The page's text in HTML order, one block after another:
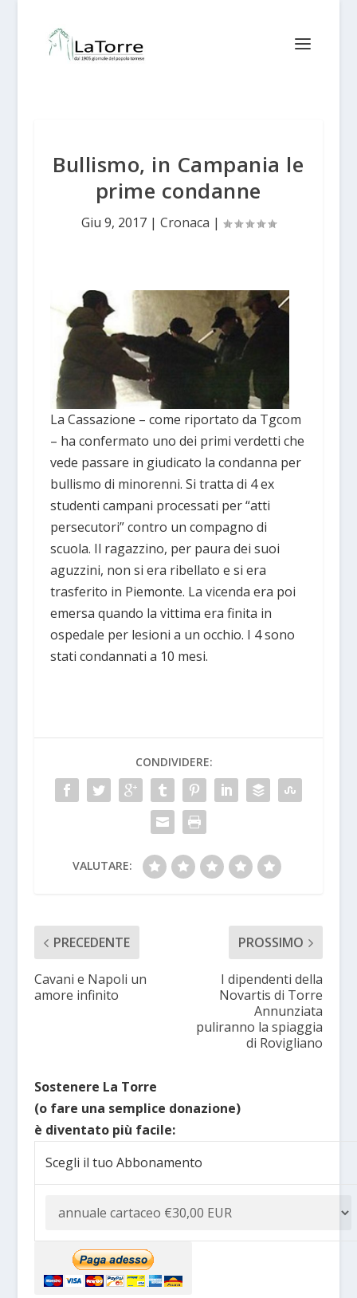
Bullismo, in Campania le
prime condanne
Giu 9, 2017| Cronaca |
La Cassazione – come riportato da Tgcom
– ha confermato uno dei primi verdetti che
vede passare in giudicato la condanna per
bullismo di minorenni. Si tratta di 4 ex
studenti campani processati per “atti
persecutori” contro un compagno di
scuola. Il ragazzino, per paura dei suoi
aguzzini, non si era ribellato e si era
trasferito in Piemonte. La vicenda era poi
emersa quando la vittima era finita in
ospedale per lesioni a un occhio. I 4 sono
stati condannati a 10 mesi.
CONDIVIDERE:
VALUTARE:
PRECEDENTE
Cavani e Napoli un
amore infinito
PROSSIMO
I dipendenti della
Novartis di Torre
Annunziata
puliranno la spiaggia
di Rovigliano
Sostenere La Torre
(o fare una semplice donazione)
è diventato più facile:
Scegli il tuo Abbonamento